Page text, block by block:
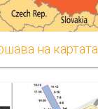
на картата